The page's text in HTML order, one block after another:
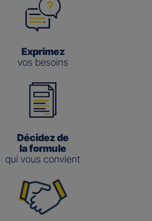
Exprimez
vos besoins
Décidez de
la formule
qui vous convient